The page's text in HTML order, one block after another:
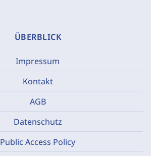
ÜBERBLICK
Impressum
Kontakt
AGB
Datenschutz
Public Access Policy